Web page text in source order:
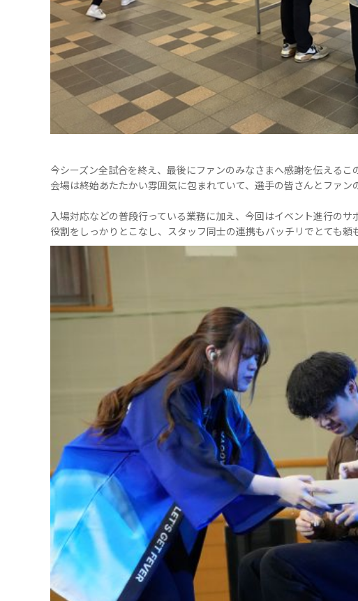
今シーズン全試合を終え、最後にファンのみなさまへ感謝を伝えるこ
会場は終始あたたかい雰囲気に包まれていて、選手の皆さんとファ
入場対応などの普段行っている業務に加え、今回はイベント進行の
役割をしっかりとこなし、スタッフ同士の連携もバッチリでとても頼